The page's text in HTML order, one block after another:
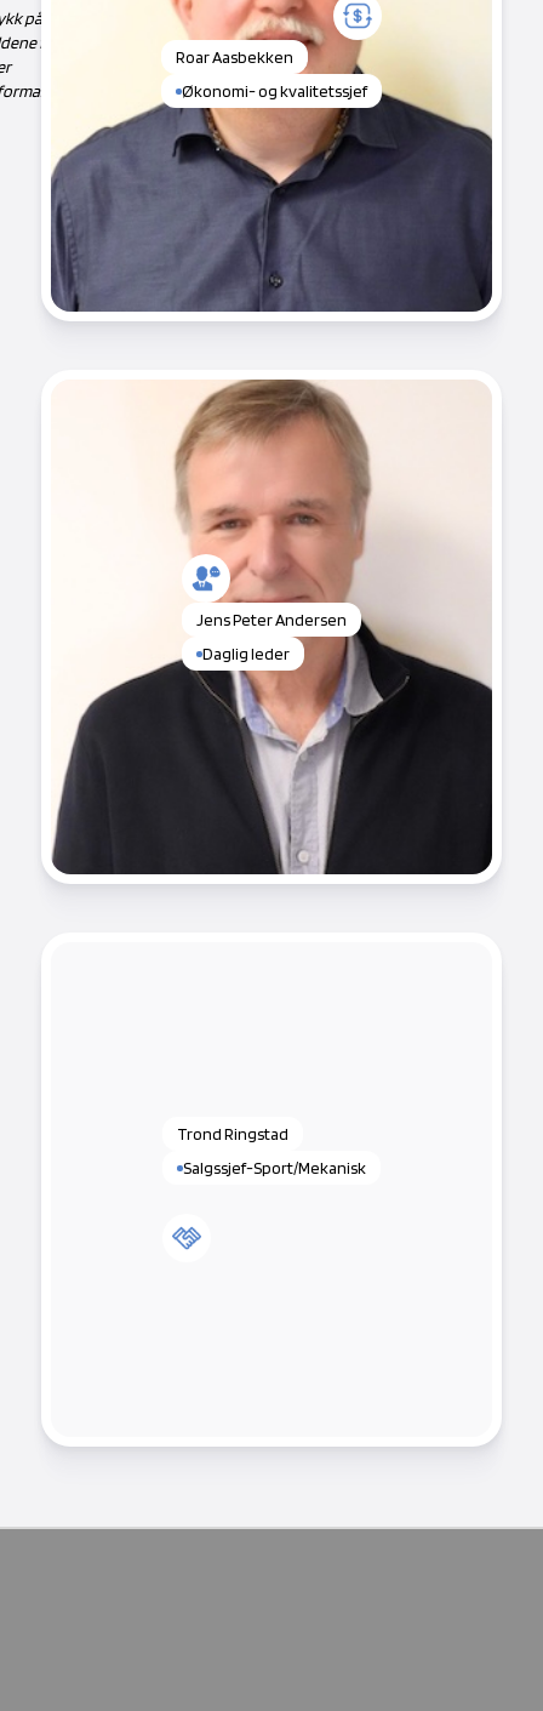
på
for
Roar Aasbekken
Økonomi- og kvalitetssjef
Jens Peter Andersen
Daglig leder
Trond Ringstad
Salgssjef-Sport/Mekanisk